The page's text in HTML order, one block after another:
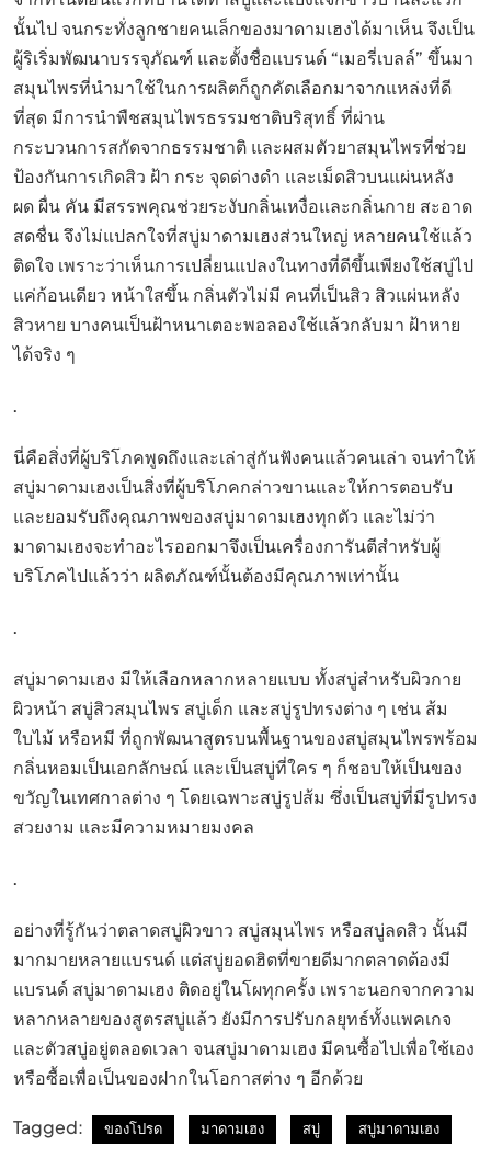
นั้นไป จนกระทั่งลูกชายคนเล็กของมาดามเฮงได้มาเห็น จึงเป็น
ผู้ริเริ่มพัฒนาบรรจุภัณฑ์ และตั้งชื่อแบรนด์ “เมอรี่เบลล์” ขึ้นมา
สมุนไพรที่นำมาใช้ในการผลิตก็ถูกคัดเลือกมาจากแหล่งที่ดี
ที่สุด มีการนำพืชสมุนไพรธรรมชาติบริสุทธิ์ ที่ผ่าน
กระบวนการสกัดจากธรรมชาติ และผสมตัวยาสมุนไพรที่ช่วย
ป้องกันการเกิดสิว ฝ้า กระ จุดด่างดำ และเม็ดสิวบนแผ่นหลัง
ผด ผื่น คัน มีสรรพคุณช่วยระงับกลิ่นเหงื่อและกลิ่นกาย สะอาด
สดชื่น จึงไม่แปลกใจที่สบู่มาดามเฮงส่วนใหญ่ หลายคนใช้แล้ว
ติดใจ เพราะว่าเห็นการเปลี่ยนแปลงในทางที่ดีขึ้นเพียงใช้สบู่ไป
แค่ก้อนเดียว หน้าใสขึ้น กลิ่นตัวไม่มี คนที่เป็นสิว สิวแผ่นหลัง
สิวหาย บางคนเป็นฝ้าหนาเตอะพอลองใช้แล้วกลับมา ฝ้าหาย
ได้จริง ๆ
.
นี่คือสิ่งที่ผู้บริโภคพูดถึงและเล่าสู่กันฟังคนแล้วคนเล่า จนทำให้
สบู่มาดามเฮงเป็นสิ่งที่ผู้บริโภคกล่าวขานและให้การตอบรับ
และยอมรับถึงคุณภาพของสบู่มาดามเฮงทุกตัว และไม่ว่า
มาดามเฮงจะทำอะไรออกมาจึงเป็นเครื่องการันตีสำหรับผู้
บริโภคไปแล้วว่า ผลิตภัณฑ์นั้นต้องมีคุณภาพเท่านั้น
.
สบู่มาดามเฮง มีให้เลือกหลากหลายแบบ ทั้งสบู่สำหรับผิวกาย
ผิวหน้า สบู่สิวสมุนไพร สบู่เด็ก และสบู่รูปทรงต่าง ๆ เช่น ส้ม
ใบไม้ หรือหมี ที่ถูกพัฒนาสูตรบนพื้นฐานของสบู่สมุนไพรพร้อม
กลิ่นหอมเป็นเอกลักษณ์ และเป็นสบู่ที่ใคร ๆ ก็ชอบให้เป็นของ
ขวัญในเทศกาลต่าง ๆ โดยเฉพาะสบู่รูปส้ม ซึ่งเป็นสบู่ที่มีรูปทรง
สวยงาม และมีความหมายมงคล
.
อย่างที่รู้กันว่าตลาดสบู่ผิวขาว สบู่สมุนไพร หรือสบู่ลดสิว นั้นมี
มากมายหลายแบรนด์ แต่สบู่ยอดฮิตที่ขายดีมากตลาดต้องมี
แบรนด์ สบู่มาดามเฮง ติดอยู่ในโผทุกครั้ง เพราะนอกจากความ
หลากหลายของสูตรสบู่แล้ว ยังมีการปรับกลยุทธ์ทั้งแพคเกจ
และตัวสบู่อยู่ตลอดเวลา จนสบู่มาดามเฮง มีคนซื้อไปเพื่อใช้เอง
หรือซื้อเพื่อเป็นของฝากในโอกาสต่าง ๆ อีกด้วย
Tagged: ของโปรด มาดามเฮง สบู่ สบู่มาดามเฮง